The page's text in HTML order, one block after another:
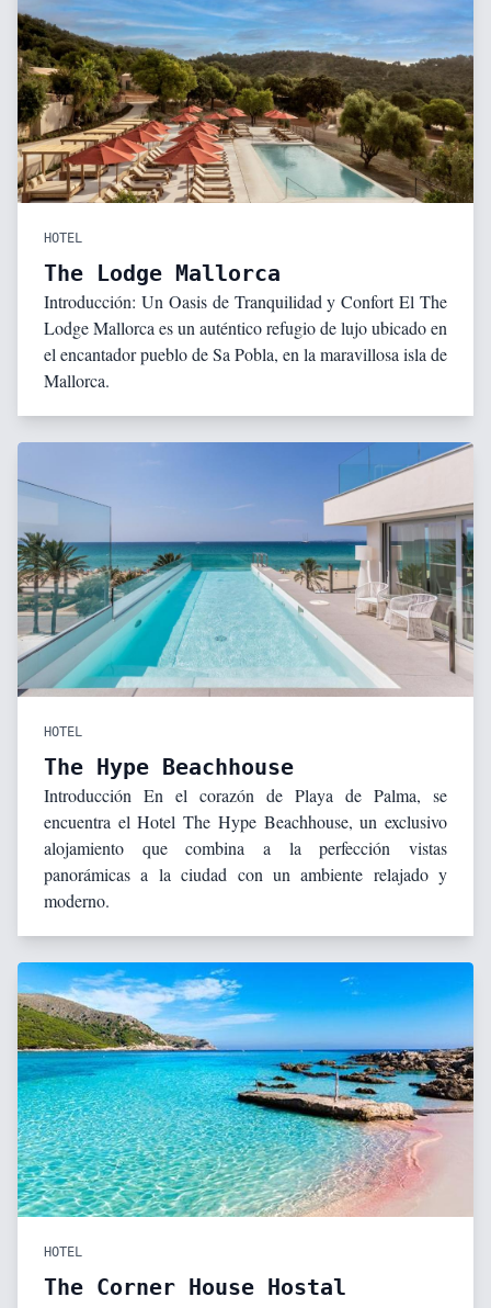
HOTEL
The Lodge Mallorca
Introducción: Un Oasis de Tranquilidad y Confort El The
Lodge Mallorca es un auténtico refugio de lujo ubicado en
el encantador pueblo de Sa Pobla, en la maravillosa isla de
Mallorca.
HOTEL
The Hype Beachhouse
Introducción En el corazón de Playa de Palma, se
encuentra el Hotel The Hype Beachhouse, un exclusivo
alojamiento que combina a la perfección vistas
panorámicas a la ciudad con un ambiente relajado y
moderno.
HOTEL
The Corner House Hostal